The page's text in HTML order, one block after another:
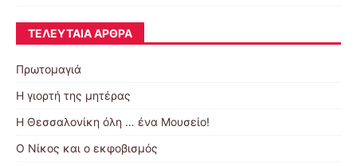
ΤΕΛΕΥΤΑΊΑ ΆΡΘΡΑ
Πρωτομαγιά
Η γιορτή της μητέρας
Η Θεσσαλονίκη όλη … ένα Μουσείο!
Ο Νίκος και ο εκφοβισμός